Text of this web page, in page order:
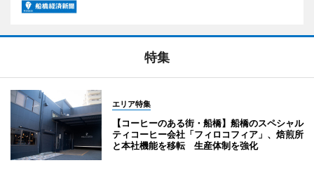
特集
エリア特集
【コーヒーのある街・船橋】船橋のスペシャル
ティコーヒー会社「フィロコフィア」、焙煎所
と本社機能を移転 生産体制を強化